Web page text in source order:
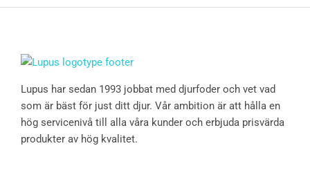
Lupus har sedan 1993 jobbat med djurfoder och vet vad
som är bäst för just ditt djur. Vår ambition är att hålla en
hög servicenivå till alla våra kunder och erbjuda prisvärda
produkter av hög kvalitet.